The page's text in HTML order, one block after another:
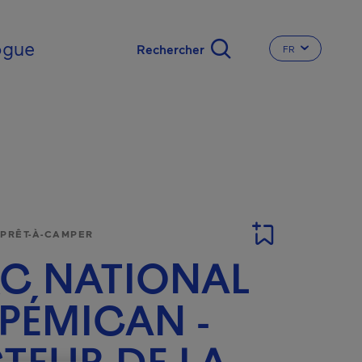
CHANGER
FR
À-CAMPER
NATIONAL
-